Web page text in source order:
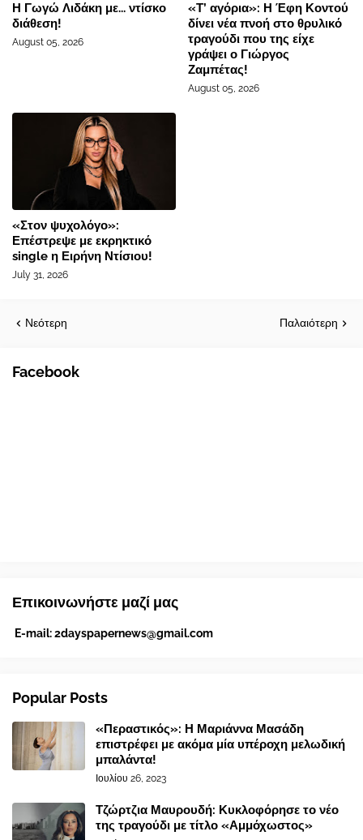
Η Γωγώ Λιδάκη με... ντίσκο
διάθεση!
August 05, 2026
«Τ’ αγόρια»: Η Έφη Κοντού
δίνει νέα πνοή στο θρυλικό
τραγούδι που της είχε
γράψει ο Γιώργος
Ζαμπέτας!
August 05, 2026
«Στον ψυχολόγο»:
Επέστρεψε με εκρηκτικό
single η Ειρήνη Ντίσιου!
July 31, 2026
Νεότερη Παλαιότερη
Facebook
Επικοινωνήστε μαζί μας
E-mail:2dayspapernews@gmail.com
Popular Posts
«Περαστικός»: Η Μαριάννα Μασάδη
επιστρέφει με ακόμα μία υπέροχη μελωδική
μπαλάντα!
Ιουλίου 26, 2023
Τζώρτζια Μαυρουδή: Κυκλοφόρησε το νέο
της τραγούδι με τίτλο «Αμμόχωστος»